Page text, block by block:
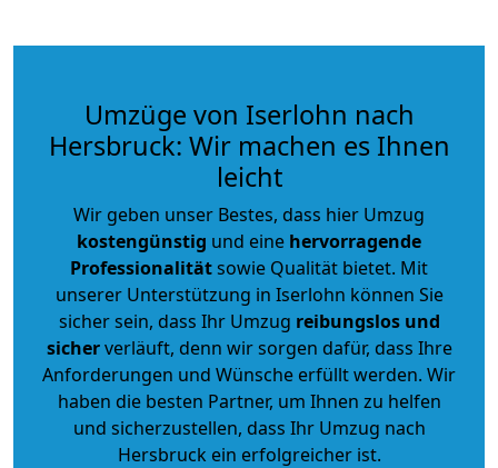
Umzüge von Iserlohn nach
Hersbruck: Wir machen es Ihnen
leicht
Wir geben unser Bestes, dass hier Umzug
kostengünstig und eine hervorragende
Professionalitätsowie Qualität bietet. Mit
unserer Unterstützung in Iserlohn können Sie
sicher sein, dass Ihr Umzug reibungslos und
sicherverläuft, denn wir sorgen dafür, dass Ihre
Anforderungen und Wünsche erfüllt werden. Wir
haben die besten Partner, um Ihnen zu helfen
und sicherzustellen, dass Ihr Umzug nach
Hersbruck ein erfolgreicher ist.